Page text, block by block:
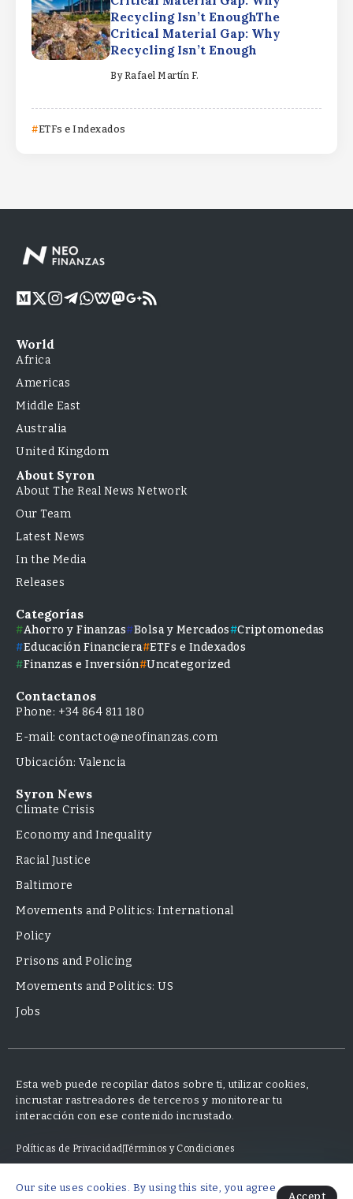
Recycling Isn’t EnoughThe
Critical Material Gap: Why
Recycling Isn’t Enough
By Rafael Martín F.
ETFs e Indexados
World
Africa
Americas
Middle East
Australia
United Kingdom
About Syron
About The Real News Network
Our Team
Latest News
In the Media
Releases
Categorías
Ahorro y Finanzas Bolsa y Mercados
Criptomonedas
Educación Financiera ETFs e Indexados
Finanzas e Inversión Uncategorized
Contactanos
Phone: +34 864 811 180
E-mail: contacto@neofinanzas.com
Ubicación: Valencia
Syron News
Climate Crisis
Economy and Inequality
Racial Justice
Baltimore
Movements and Politics: International
Policy
Prisons and Policing
Movements and Politics: US
Jobs
Esta web puede recopilar datos sobre ti, utilizar cookies,
incrustar rastreadores de terceros y monitorear tu
interacción con ese contenido incrustado.
Políticas de PrivacidadTérminos y Condiciones
© 2025 Neo Finanzas · Diseño y desarrollo por Mauricio Fajardo
Our site uses cookies. By using this site, you agree
Accept